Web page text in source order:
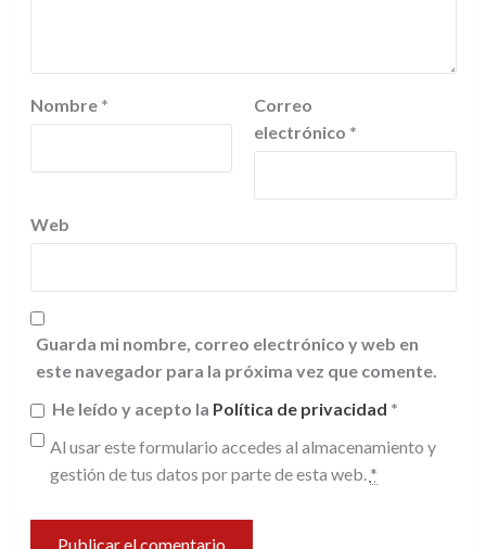
Nombre *
Correo
electrónico *
Web
Guarda mi nombre, correo electrónico y web en
este navegador para la próxima vez que comente.
He leído y acepto la Política de privacidad *
Al usar este formulario accedes al almacenamiento y
gestión de tus datos por parte de esta web. *